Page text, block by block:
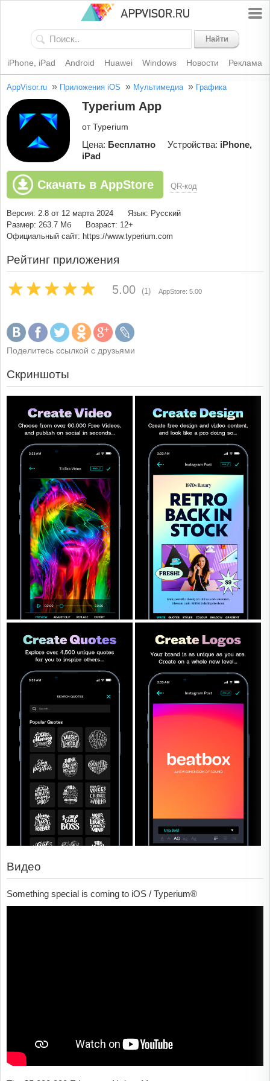
Найти
iPhone, iPad Android Huawei Windows Новости Реклама
AppVisor.ru » Приложения iOS » Мультимедиа » Графика
Typerium App
от Typerium
Цена: Бесплатно Устройства: iPhone,
iPad
Скачать в AppStore QR-код
Версия: 2.8 от 12 марта 2024
Язык: Русский
Размер: 263.7 Мб
Возраст: 12+
Официальный сайт: https://www.typerium.com
Рейтинг приложения
5.00 (1) AppStore: 5.00
Поделитесь ссылкой с друзьями
Скриншоты
Видео
Something special is coming to iOS / Typerium®